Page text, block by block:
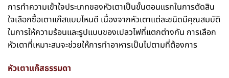
การทำความเข้าใจประเภทของหัวเตาเป็นขั้นตอนแรกในการตัดสิน
ใจเลือกซื้อเตาแก๊สแบบไหนดี เนื่องจากหัวเตาแต่ละชนิดมีคุณสมบัติ
ในการให้ความร้อนและรูปแบบของเปลวไฟที่แตกต่างกัน การเลือก
หัวเตาที่เหมาะสมจะช่วยให้การทำอาหารเป็นไปตามที่ต้องการ
หัวเตาแก๊สธรรมดา